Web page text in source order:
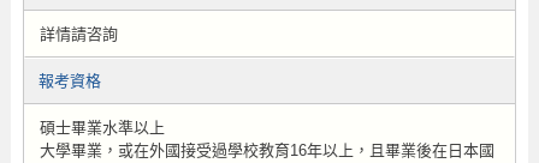
詳情請咨詢
報考資格
碩士畢業水準以上
大學畢業，或在外國接受過學校教育16年以上，且畢業後在日本國